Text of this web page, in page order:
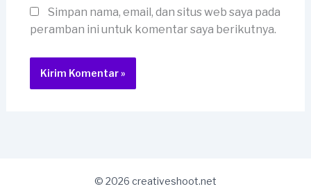
Simpan nama, email, dan situs web saya pada
peramban ini untuk komentar saya berikutnya.
© 2026 creativeshoot.net